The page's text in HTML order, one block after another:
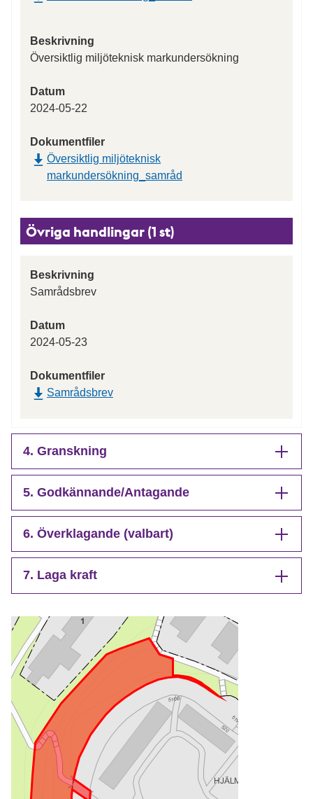
Beskrivning
Översiktlig miljöteknisk markundersökning
Datum
2024-05-22
Dokumentfiler
Översiktlig miljöteknisk
markundersökning_samråd
Övriga handlingar (1 st)
Beskrivning
Samrådsbrev
Datum
2024-05-23
Dokumentfiler
Samrådsbrev
4. Granskning
5. Godkännande/Antagande
6. Överklagande (valbart)
7. Laga kraft